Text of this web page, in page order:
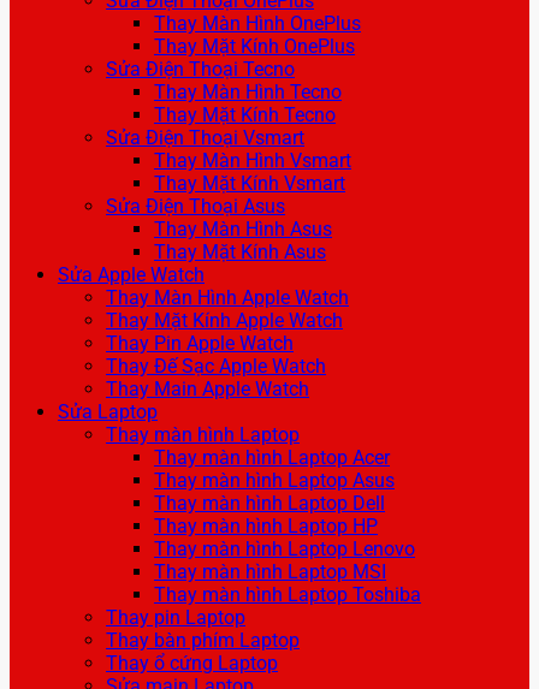
Thay Màn Hình OnePlus
Thay Mặt Kính OnePlus
Sửa Điện Thoại Tecno
Thay Màn Hình Tecno
Thay Mặt Kính Tecno
Sửa Điện Thoại Vsmart
Thay Màn Hình Vsmart
Thay Mặt Kính Vsmart
Sửa Điện Thoại Asus
Thay Màn Hình Asus
Thay Mặt Kính Asus
Sửa Apple Watch
Thay Màn Hình Apple Watch
Thay Mặt Kính Apple Watch
Thay Pin Apple Watch
Thay Đế Sạc Apple Watch
Thay Main Apple Watch
Sửa Laptop
Thay màn hình Laptop
Thay màn hình Laptop Acer
Thay màn hình Laptop Asus
Thay màn hình Laptop Dell
Thay màn hình Laptop HP
Thay màn hình Laptop Lenovo
Thay màn hình Laptop MSI
Thay màn hình Laptop Toshiba
Thay pin Laptop
Thay bàn phím Laptop
Thay ổ cứng Laptop